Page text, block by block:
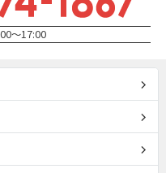
～17:00